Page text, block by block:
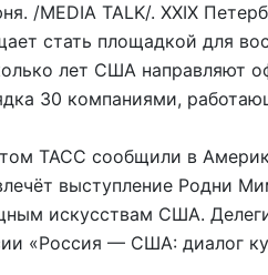
/MEDIA TALK/. XXIX
стать площадкой для
лет США направляют
30 компаниями,
ТАСС сообщили в
выступление Родни
искусствам США.
«Россия — США: диалог